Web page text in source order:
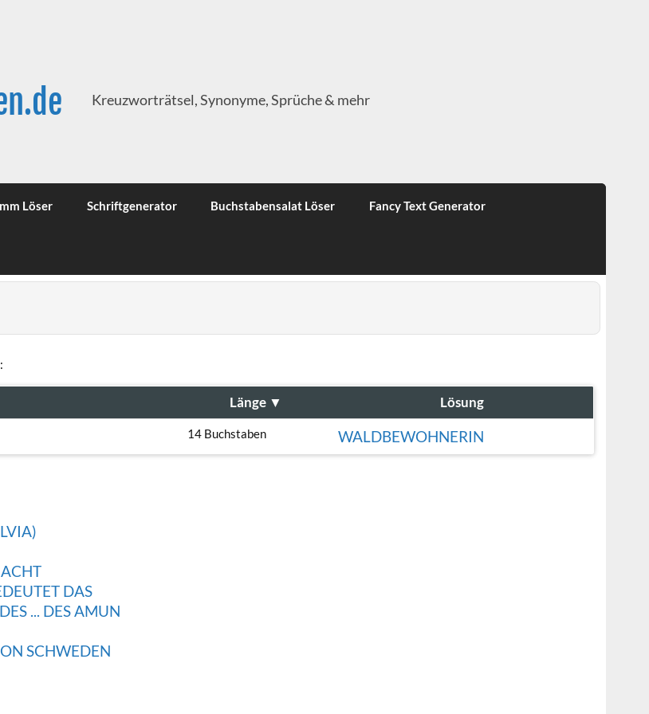
Kreuzworträtsel, Synonyme, Sprüche & mehr
Löser Schriftgenerator Buchstabensalat Löser Fancy Text Generator
Länge ▼ Lösung
14 Buchstaben WALDBEWOHNERIN
DAS
... DES AMUN
SCHWEDEN